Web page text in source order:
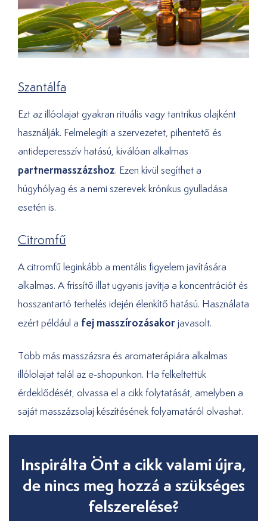
Szantálfa
Ezt az illóolajat gyakran rituális vagy tantrikus olajként
használják. Felmelegíti a szervezetet, pihentető és
antideperesszív hatású, kiválóan alkalmas
partnermasszázshoz. Ezen kívül segíthet a
húgyhólyag és a nemi szerevek krónikus gyulladása
esetén is.
Citromfű
A citromfű leginkább a mentális figyelem javítására
alkalmas. A frissítő illat ugyanis javítja a koncentrációt és
hosszantartó terhelés idején élenkítő hatású. Használata
ezért például a fej masszírozásakorjavasolt.
Több más masszázsra és aromaterápiára alkalmas
illólolajat talál az e-shopunkon. Ha felkeltettük
érdeklődését, olvassa el a cikk folytatását, amelyben a
saját masszázsolaj készítésének folyamatáról olvashat.
Inspirálta Önt a cikk valami újra,
de nincs meg hozzá a szükséges
felszerelése?